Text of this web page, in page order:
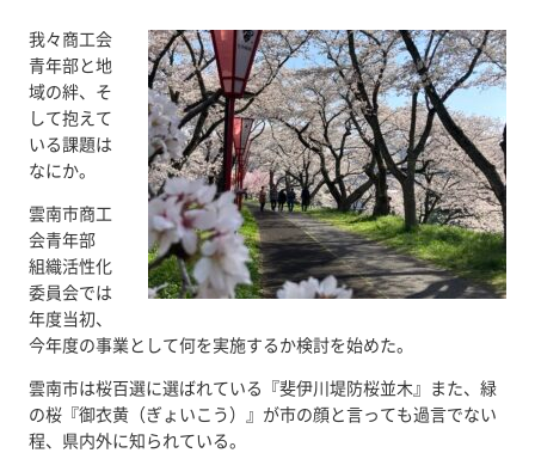
我々商工会
青年部と地
域の絆、そ
して抱えて
いる課題は
なにか。
雲南市商工
会青年部
組織活性化
委員会では
年度当初、
今年度の事業として何を実施するか検討を始めた。
雲南市は桜百選に選ばれている『斐伊川堤防桜並木』また、緑
の桜『御衣黄（ぎょいこう）』が市の顔と言っても過言でない
程、県内外に知られている。